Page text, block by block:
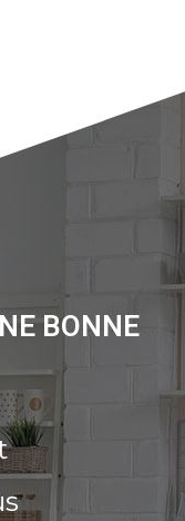
BONNE